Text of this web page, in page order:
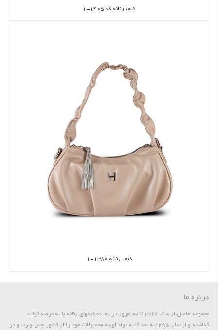
کیف زنانه کد 1405-1
اطلاعات بیشتر
کیف زنانه 1388-1
اطلاعات بیشتر
درباره ما
مجموعه حاصل از سال 1367 تا به امروز در زمینه کیفهای زنانه پا به عرصه تولید
گذاشته و از سال 1385به بعد کلیه مواد اولیه محصولات خود را از کشور چین وارد، و در